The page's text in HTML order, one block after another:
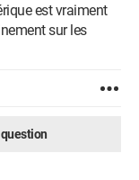
est vraiment
sur les